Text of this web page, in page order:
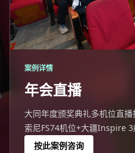
案例详情
年会直播
大同年度颁奖典礼多机位直
索尼FS74机位+大疆Inspire
同团队 大同一家企业266人
按此案例咨询